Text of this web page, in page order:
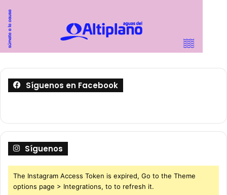
Síguenos en Facebook
Síguenos
The Instagram Access Token is expired, Go to the Theme
options page > Integrations, to to refresh it.